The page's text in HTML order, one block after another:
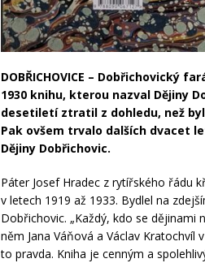
DOBŘICHOVICE – Dobřichovický
1930 knihu, kterou nazval Dějiny
desetiletí ztratil z dohledu, než
Pak ovšem trvalo dalších dvacet
Dějiny Dobřichovic.
Páter Josef Hradec z rytířského řádu
v letech 1919 až 1933. Bydlel na
Dobřichovic. „Každý, kdo se dějinami
něm Jana Váňová a Václav
to pravda. Kniha je cenným a